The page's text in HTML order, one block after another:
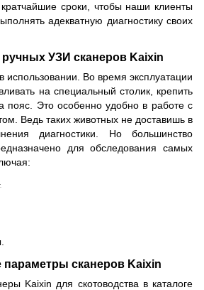
сроки, чтобы наши клиенты
адекватную диагностику своих
УЗИ сканеров Kaixin
Во время эксплуатации
на специальный столик, крепить
пояс. Это особенно удобно в работе с
Ведь таких животных не доставишь в
диагностики. Но большинство
для обследования самых
параметры сканеров Kaixin
Kaixin для скотоводства в каталоге